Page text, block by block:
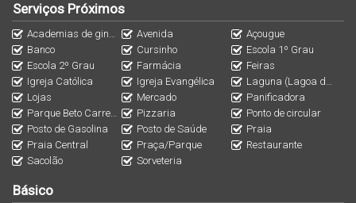
Entre em contato para mais informações:
📞 (47) 3305-8420
📧 elitaimobiliaria@gmail.com
📱 WhatsApp: (47) 99148-6242
Serviços Próximos
Academias de ginástica Avenida
Açougue
Banco
Cursinho
Escola 1º Grau
Escola 2º Grau
Farmácia
Feiras
Igreja Católica
Igreja Evangélica
Laguna (Lagoa de Barra Velha)
Lojas
Mercado
Panificadora
Parque Beto Carrero World
Pizzaria
Ponto de circular
Posto de Gasolina
Posto de Saúde
Praia
Praia Central
Praça/Parque
Restaurante
Sacolão
Sorveteria
Básico